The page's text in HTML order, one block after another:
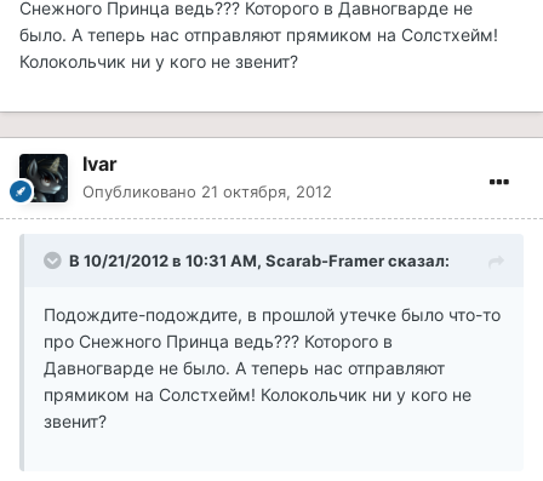
Снежного Принца ведь??? Которого в Давногварде не
было. А теперь нас отправляют прямиком на Солстхейм!
Колокольчик ни у кого не звенит?
Ivar
Опубликовано 21 октября, 2012
В 10/21/2012 в 10:31 AM, Scarab-Framer сказал:
Подождите-подождите, в прошлой утечке было что-то
про Снежного Принца ведь??? Которого в
Давногварде не было. А теперь нас отправляют
прямиком на Солстхейм! Колокольчик ни у кого не
звенит?